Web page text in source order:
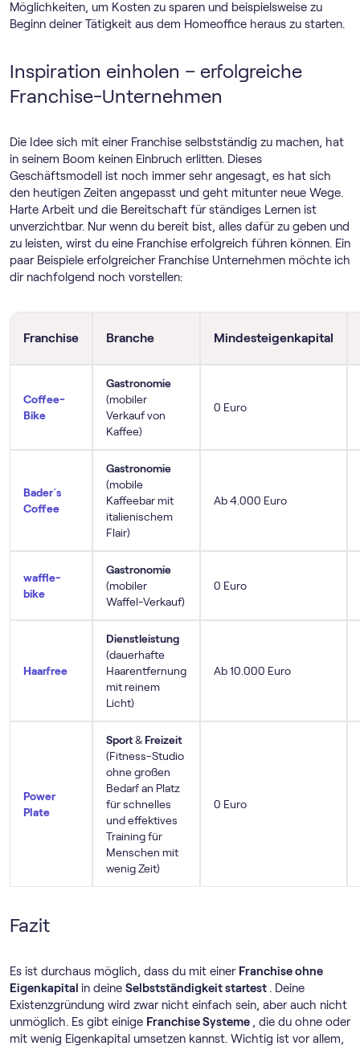
Möglichkeiten, um Kosten zu sparen und beispielsweise zu
Beginn deiner Tätigkeit aus dem Homeoffice heraus zu starten.
Inspiration einholen – erfolgreiche
Franchise-Unternehmen
Die Idee sich mit einer Franchise selbstständig zu machen, hat
in seinem Boom keinen Einbruch erlitten. Dieses
Geschäftsmodell ist noch immer sehr angesagt, es hat sich
den heutigen Zeiten angepasst und geht mitunter neue Wege.
Harte Arbeit und die Bereitschaft für ständiges Lernen ist
unverzichtbar. Nur wenn du bereit bist, alles dafür zu geben und
zu leisten, wirst du eine Franchise erfolgreich führen können. Ein
paar Beispiele erfolgreicher Franchise Unternehmen möchte ich
dir nachfolgend noch vorstellen:
Franchise Branche Mindesteigenkapital
Coffee-
Bike
Gastronomie
(mobiler
Verkauf von
Kaffee)
0 Euro
Bader´s
Coffee
Gastronomie
(mobile
Kaffeebar mit
italienischem
Flair)
Ab 4.000 Euro
waffle-
bike
Gastronomie
(mobiler
Waffel-Verkauf)
0 Euro
Haarfree
Dienstleistung
(dauerhafte
Haarentfernung
mit reinem
Licht)
Ab 10.000 Euro
Power
Plate
Sport& Freizeit
(Fitness-Studio
ohne großen
Bedarf an Platz
für schnelles
und effektives
Training für
Menschen mit
wenig Zeit)
0 Euro
Fazit
Es ist durchaus möglich, dass du mit einer Franchise ohne
Eigenkapital in deine Selbstständigkeit startest . Deine
Existenzgründung wird zwar nicht einfach sein, aber auch nicht
unmöglich. Es gibt einige Franchise Systeme , die du ohne oder
mit wenig Eigenkapital umsetzen kannst. Wichtig ist vor allem,